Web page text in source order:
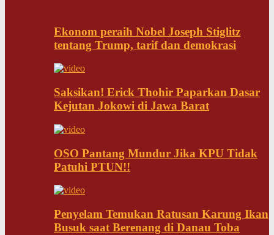
Ekonom peraih Nobel Joseph Stiglitz
tentang Trump, tarif dan demokrasi
Saksikan! Erick Thohir Paparkan Dasar
Kejutan Jokowi di Jawa Barat
OSO Pantang Mundur Jika KPU Tidak
Patuhi PTUN!!
Penyelam Temukan Ratusan Karung Ikan
Busuk saat Berenang di Danau Toba